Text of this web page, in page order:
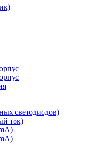
светодиодов)
ток)